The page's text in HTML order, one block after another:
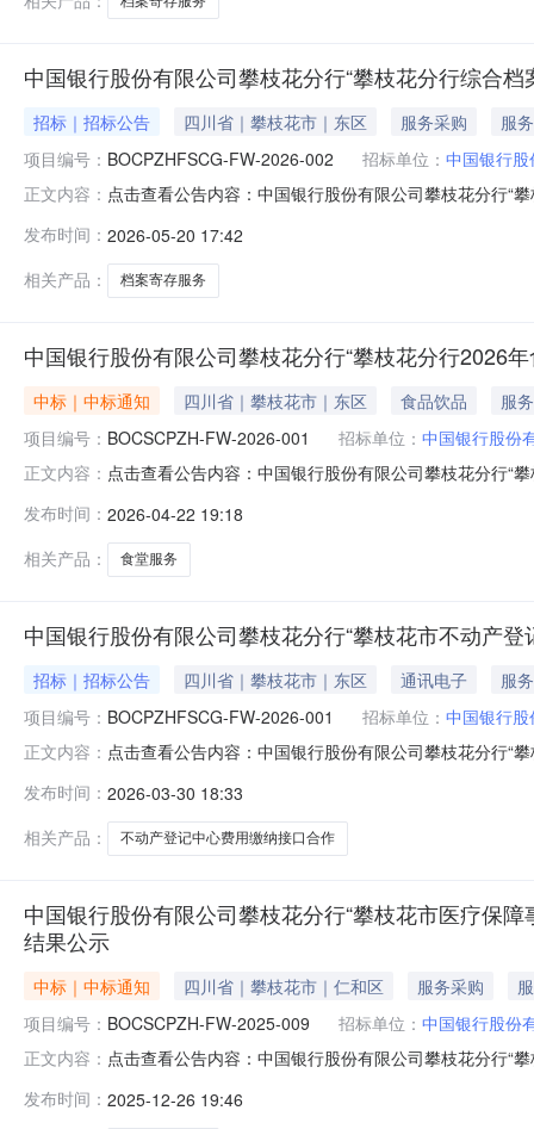
中国银行股份有限公司攀枝花分行“攀枝花分行综合
招标｜招标公告 四川省｜攀枝花市｜东区 服务采购
服务
项目编号： BOCPZHFSCG-FW-2026-002 招标单位： 中国银行
正文内容： 点击查看公告内容：中国银行股份有限公司攀枝花分行“
发布时间： 2026-05-20 17:42
相关产品：
档案寄存服务
中国银行股份有限公司攀枝花分行“攀枝花分行2026
中标｜中标通知 四川省｜攀枝花市｜东区 食品饮品
服务
项目编号： BOCSCPZH-FW-2026-001 招标单位： 中国银行股份
正文内容： 点击查看公告内容：中国银行股份有限公司攀枝花分行“
发布时间： 2026-04-22 19:18
相关产品：
食堂服务
中国银行股份有限公司攀枝花分行“攀枝花市不动产
招标｜招标公告 四川省｜攀枝花市｜东区 通讯电子
服务
项目编号： BOCPZHFSCG-FW-2026-001 招标单位： 中国银行
正文内容： 点击查看公告内容：中国银行股份有限公司攀枝花分行“
发布时间： 2026-03-30 18:33
相关产品：
不动产登记中心费用缴纳接口合作
中国银行股份有限公司攀枝花分行“攀枝花市医疗保
结果公示
中标｜中标通知 四川省｜攀枝花市｜仁和区 服务采购
项目编号： BOCSCPZH-FW-2025-009 招标单位： 中国银行股份
正文内容： 点击查看公告内容：中国银行股份有限公司攀枝花分行“
发布时间： 2025-12-26 19:46